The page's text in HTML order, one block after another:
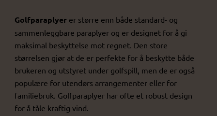
Golfparaplyer er større enn både standard- og
sammenleggbare paraplyer og er designet for å gi
maksimal beskyttelse mot regnet. Den store
størrelsen gjør at de er perfekte for å beskytte både
brukeren og utstyret under golfspill, men de er også
populære for utendørs arrangementer eller for
familiebruk. Golfparaplyer har ofte et robust design
for å tåle kraftig vind.